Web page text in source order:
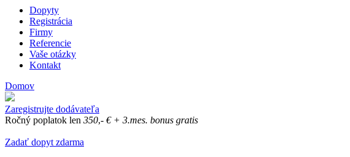
Dopyty
Registrácia
Firmy
Referencie
Vaše otázky
Kontakt
Domov
Zaregistrujte dodávateľa
Ročný poplatok len 350,- € + 3.mes. bonus gratis
Zadať dopyt zdarma